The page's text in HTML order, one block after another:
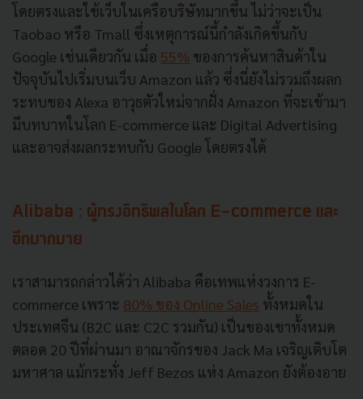
โดยตรงและใช้เว็บในเครือบริษัทมากขึ้น ไม่ว่าจะเป็น
Taobao หรือ Tmall ซึ่งเหตุการณ์นี้กำลังเกิดขึ้นกับ
Google เช่นเดียวกัน เมื่อ 55% ของการค้นหาสินค้าใน
ปัจจุบันไปเริ่มบนเว็บ Amazon แล้ว ซึ่งนี่ยังไม่รวมถึงผลก
ระทบของ Alexa อาวุธตัวใหม่จากฝั่ง Amazon ที่จะเข้ามา
มีบทบาทในโลก E-commerce และ Digital Advertising
และอาจส่งผลกระทบกับ Google โดยตรงได้
Alibaba : ผู้ทรงอิทธิพลในโลก E-commerce และ
อีกมากมาย
เราสามารถกล่าวได้ว่า Alibaba คือเทพแห่งวงการ E-
commerce เพราะ 80% ของ Online Sales ทั้งหมดใน
ประเทศจีน (B2C และ C2C รวมกัน) เป็นของเขาทั้งหมด
ตลอด 20 ปีที่ผ่านมา อาณาจักรของ Jack Ma เจริญเติบโต
มหาศาล แม้กระทั่ง Jeff Bezos แห่ง Amazon ยังต้องอาย